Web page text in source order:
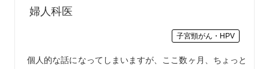
婦人科医
子宮頸がん・HPV
個人的な話になってしまいますが、ここ数ヶ月、ちょっと